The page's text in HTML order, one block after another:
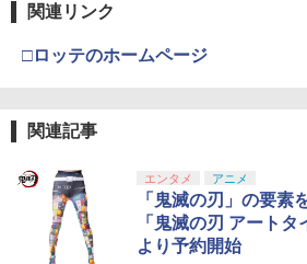
関連リンク
□ロッテのホームページ
関連記事
エンタメ アニメ
「鬼滅の刃」の要素
「鬼滅の刃 アート
より予約開始